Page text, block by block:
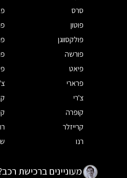
סרס
פוטון
פולקסווגן
פורשה
פיאט
פרארי
צ'רי
קופרה
קרייזלר
רנו
מעוניינים ברכישת